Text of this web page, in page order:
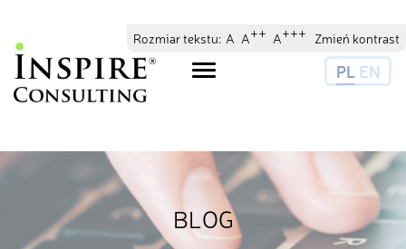
Rozmiar tekstu: A A++ A+++ Zmień kontrast
Toggle
PL EN
BLOG